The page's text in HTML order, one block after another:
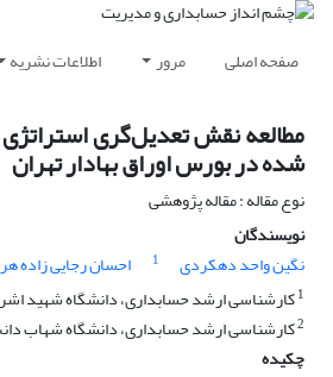
صفحه اصلی مرور اطلاعات نشریه
مطالعه نقش تعدیل‌گری
شده در بورس اوراق بهادار تهران
نوع مقاله : مقاله پژوهشی
نویسندگان
نگین واحد دهکردی
1 احسان رجایی زاده
1کارشناسی ارشد حسابداری، دانشگاه شهید
2کارشناسی ارشد حسابداری، دانشگاه شهاب
چکیده